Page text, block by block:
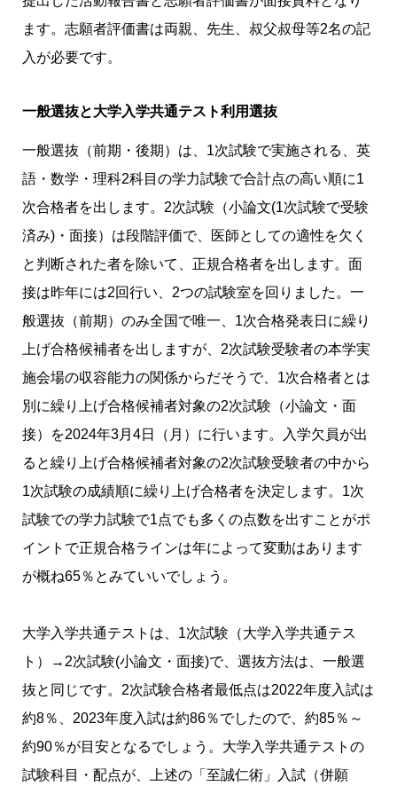
ます。志願者評価書は両親、先生、叔父叔母等2名の記
入が必要です。
一般選抜と大学入学共通テスト利用選抜
一般選抜（前期・後期）は、1次試験で実施される、英
語・数学・理科2科目の学力試験で合計点の高い順に1
次合格者を出します。2次試験（小論文(1次試験で受験
済み)・面接）は段階評価で、医師としての適性を欠く
と判断された者を除いて、正規合格者を出します。面
接は昨年には2回行い、2つの試験室を回りました。一
般選抜（前期）のみ全国で唯一、1次合格発表日に繰り
上げ合格候補者を出しますが、2次試験受験者の本学実
施会場の収容能力の関係からだそうで、1次合格者とは
別に繰り上げ合格候補者対象の2次試験（小論文・面
接）を2024年3月4日（月）に行います。入学欠員が出
ると繰り上げ合格候補者対象の2次試験受験者の中から
1次試験の成績順に繰り上げ合格者を決定します。1次
試験での学力試験で1点でも多くの点数を出すことがポ
イントで正規合格ラインは年によって変動はあります
が概ね65％とみていいでしょう。
大学入学共通テストは、1次試験（大学入学共通テス
ト）→2次試験(小論文・面接)で、選抜方法は、一般選
抜と同じです。2次試験合格者最低点は2022年度入試は
約8％、2023年度入試は約86％でしたので、約85％～
約90％が目安となるでしょう。大学入学共通テストの
試験科目・配点が、上述の「至誠仁術」入試（併願